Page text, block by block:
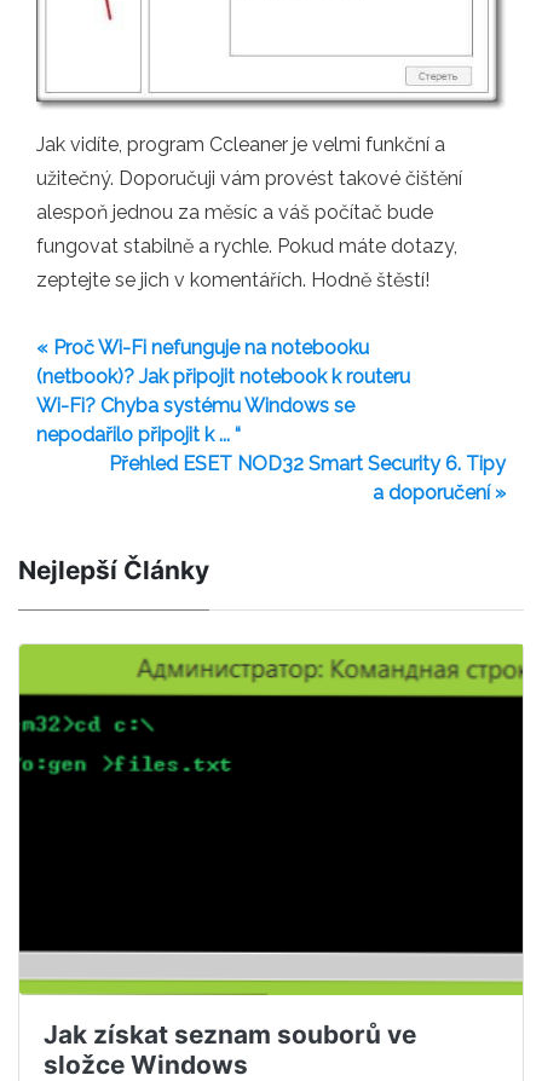
Jak vidíte, program Ccleaner je velmi funkční a
užitečný. Doporučuji vám provést takové čištění
alespoň jednou za měsíc a váš počítač bude
fungovat stabilně a rychle. Pokud máte dotazy,
zeptejte se jich v komentářích. Hodně štěstí!
« Proč Wi-Fi nefunguje na notebooku
(netbook)? Jak připojit notebook k routeru
Wi-Fi? Chyba systému Windows se
nepodařilo připojit k ... “
Přehled ESET NOD32 Smart Security 6. Tipy
a doporučení »
Nejlepší Články
Jak získat seznam souborů ve
složce Windows